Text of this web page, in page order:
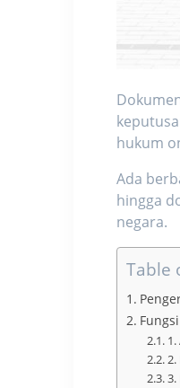
hukum
Ada
hingga
negara.
Table
3.